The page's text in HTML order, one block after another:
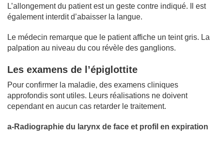
L’allongement du patient est un geste contre indiqué. Il est
également interdit d’abaisser la langue.
Le médecin remarque que le patient affiche un teint gris. La
palpation au niveau du cou révèle des ganglions.
Les examens de l’épiglottite
Pour confirmer la maladie, des examens cliniques
approfondis sont utiles. Leurs réalisations ne doivent
cependant en aucun cas retarder le traitement.
a-Radiographie du larynx de face et profil en expiration